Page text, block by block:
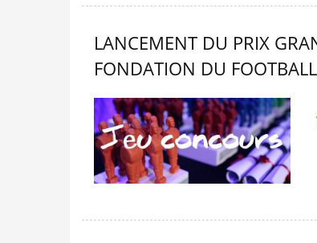
LANCEMENT DU PRIX
FONDATION DU